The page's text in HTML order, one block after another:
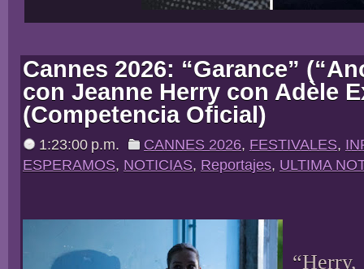
Cannes 2026: “Garance”
con Jeanne Herry con Adèle
(Competencia Oficial)
1:23:00 p.m. CANNES 2026, FESTIVALES,
ESPERAMOS, NOTICIAS, Reportajes, ULTIMA